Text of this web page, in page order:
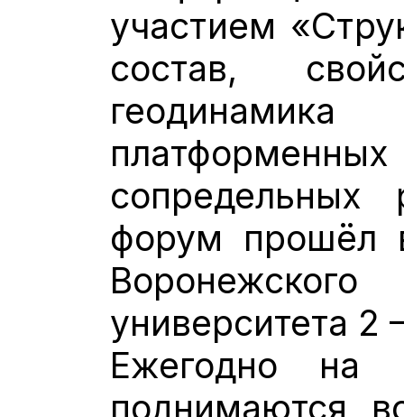
участием
состав,
сопредельных
форум прошёл
университета 2
Ежегодно на
поднимаются